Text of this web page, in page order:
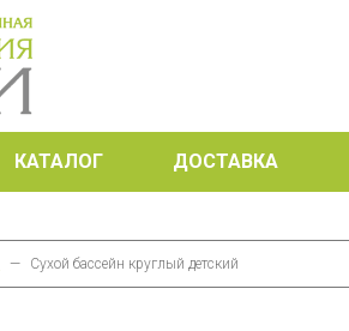
КАТАЛОГ ДОСТАВКА
— Сухой бассейн круглый детский